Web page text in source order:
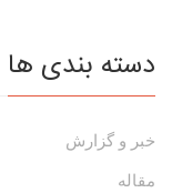
دسته بندی ها
خبر و گزارش
مقاله